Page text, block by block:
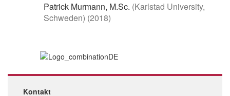
Patrick Murmann, M.Sc. (Karlstad University,
Schweden) (2018)
Kontakt